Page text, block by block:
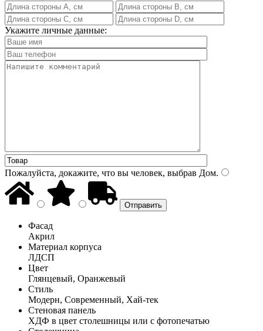
Укажите личные данные:
Пожалуйста, докажите, что вы человек, выбрав Дом.
Фасад
Акрил
Материал корпуса
ЛДСП
Цвет
Глянцевый, Оранжевый
Стиль
Модерн, Современный, Хай-тек
Стеновая панель
ХДФ в цвет столешницы или с фотопечатью